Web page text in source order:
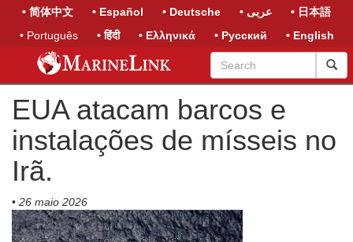
• 简体中文 • Español • Deutsche • عربى
• 日本語
• Português
• हिंदी • Ελληνικά • Русский • English
EUA atacam barcos e
instalações de mísseis no
Irã.
• 26 maio 2026